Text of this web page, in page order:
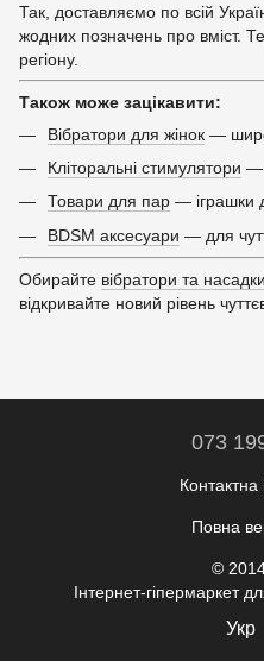
Так, доставляємо по всій
жодних позначень про вміст.
регіону.
Також може зацікавити:
Вібратори для жінок —
Кліторальні стимулятори —
Товари для пар — іграшки
BDSM аксесуари — для
Обирайте вібратори та
відкривайте новий рівень
073
Повна
©
Інтернет-гіпермаркет
Укр